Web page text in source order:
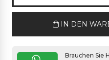
IN DEN
Brauchen Sie